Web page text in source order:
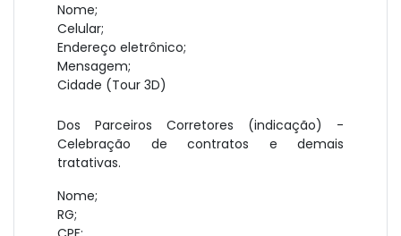
Nome;
Celular;
Endereço eletrônico;
Mensagem;
Cidade (Tour 3D)
Dos Parceiros Corretores (indicação) -
Celebração de contratos e demais
tratativas.
Nome;
RG;